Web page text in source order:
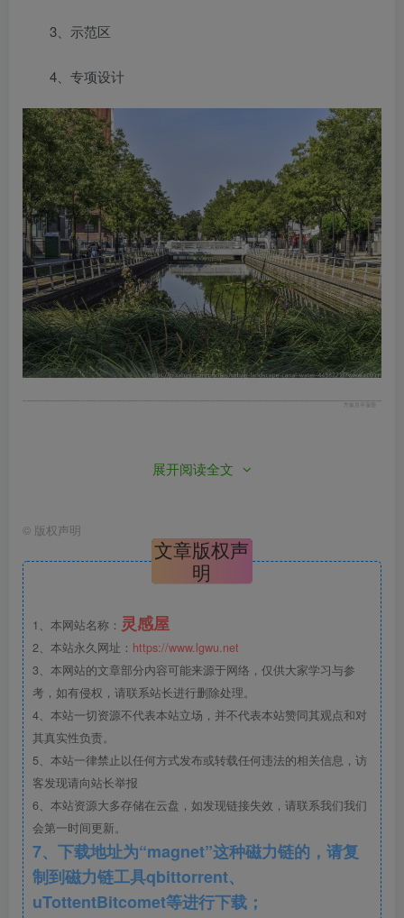
3、示范区
4、专项设计
景观效果图.png
展开阅读全文
© 版权声明
文章版权声
明
1、本网站名称： 灵感屋
2、本站永久网址： https://www.lgwu.net
3、本网站的文章部分内容可能来源于网络，仅供大家学习与参
考，如有侵权，请联系站长进行删除处理。
4、本站一切资源不代表本站立场，并不代表本站赞同其观点和对
其真实性负责。
5、本站一律禁止以任何方式发布或转载任何违法的相关信息，访
客发现请向站长举报
6、本站资源大多存储在云盘，如发现链接失效，请联系我们我们
会第一时间更新。
7、下载地址为“magnet”这种磁力链的，请复
制到磁力链工具qbittorrent、
uTottentBitcomet等进行下载；